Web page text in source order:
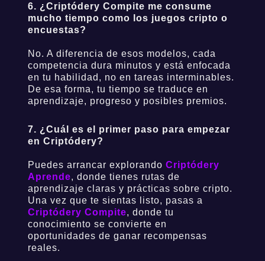
6. ¿Criptódery Compite me consume
mucho tiempo como los juegos cripto o
encuestas?
No. A diferencia de esos modelos, cada
competencia dura minutos y está enfocada
en tu habilidad, no en tareas interminables.
De esa forma, tu tiempo se traduce en
aprendizaje, progreso y posibles premios.
7. ¿Cuál es el primer paso para empezar
en Criptódery?
Puedes arrancar explorando Criptódery
Aprende, donde tienes rutas de
aprendizaje claras y prácticas sobre cripto.
Una vez que te sientas listo, pasas a
Criptódery Compite, donde tu
conocimiento se convierte en
oportunidades de ganar recompensas
reales.